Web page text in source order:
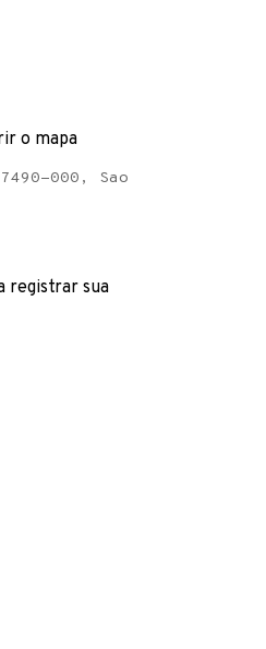
o mapa
000, Sao
registrar sua